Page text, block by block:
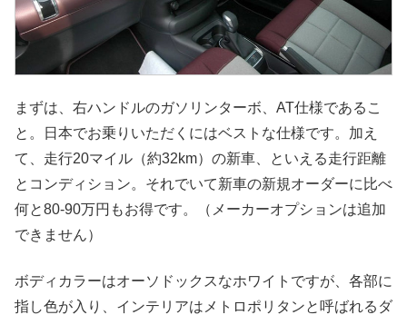
まずは、右ハンドルのガソリンターボ、AT仕様であるこ
と。日本でお乗りいただくにはベストな仕様です。加え
て、走行20マイル（約32km）の新車、といえる走行距離
とコンディション。それでいて新車の新規オーダーに比べ
何と80-90万円もお得です。（メーカーオプションは追加
できません）
ボディカラーはオーソドックスなホワイトですが、各部に
指し色が入り、インテリアはメトロポリタンと呼ばれるダ